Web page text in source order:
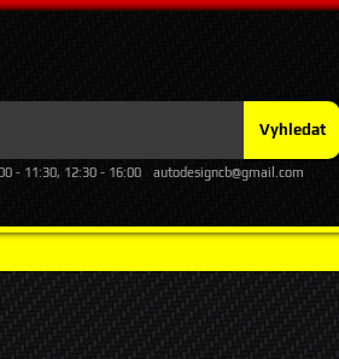
Vyhledat
- 11:30, 12:30 - 16:00 autodesigncb@gmail.com